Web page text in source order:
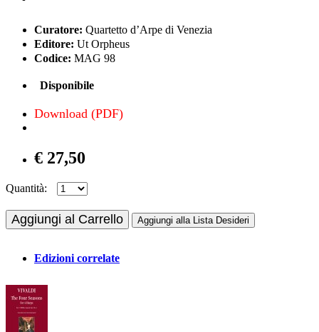
Curatore: Quartetto d’Arpe di Venezia
Editore: Ut Orpheus
Codice: MAG 98
Disponibile
Download (PDF)
€ 27,50
Quantità:
Aggiungi al Carrello Aggiungi alla Lista Desideri
Edizioni correlate